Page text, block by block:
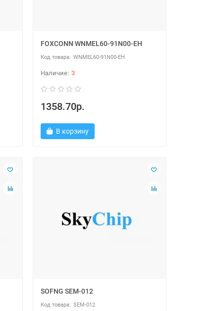
FOXCONN WNMEL60-91N00-EH
WNMEL60-91N00-EH
3
1358.70р.
В корзину
SOFNG SEM-012
SEM-012